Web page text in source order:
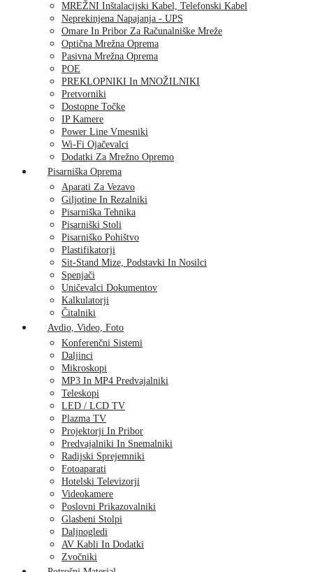
MREŽNI Inštalacijski Kabel, Telefonski Kabel
Neprekinjena Napajanja - UPS
Omare In Pribor Za Računalniške Mreže
Optična Mrežna Oprema
Pasivna Mrežna Oprema
POE
PREKLOPNIKI In MNOŽILNIKI
Pretvorniki
Dostopne Točke
IP Kamere
Power Line Vmesniki
Wi-Fi Ojačevalci
Dodatki Za Mrežno Opremo
Pisarniška Oprema
Aparati Za Vezavo
Giljotine In Rezalniki
Pisarniška Tehnika
Pisarniški Stoli
Pisarniško Pohištvo
Plastifikatorji
Sit-Stand Mize, Podstavki In Nosilci
Spenjači
Uničevalci Dokumentov
Kalkulatorji
Čitalniki
Avdio, Video, Foto
Konferenčni Sistemi
Daljinci
Mikroskopi
MP3 In MP4 Predvajalniki
Teleskopi
LED / LCD TV
Plazma TV
Projektorji In Pribor
Predvajalniki In Snemalniki
Radijski Sprejemniki
Fotoaparati
Hotelski Televizorji
Videokamere
Poslovni Prikazovalniki
Glasbeni Stolpi
Daljnogledi
AV Kabli In Dodatki
Zvočniki